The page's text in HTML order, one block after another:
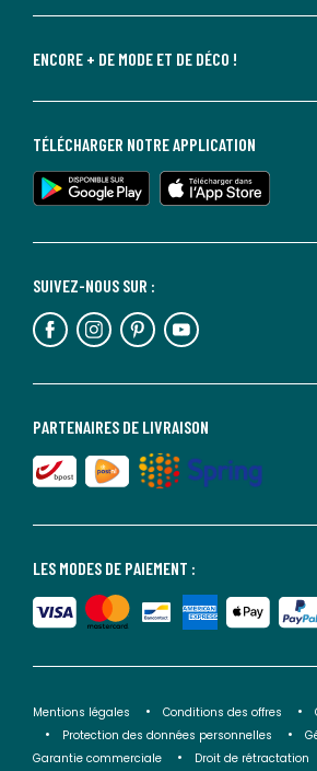
ENCORE + DE MODE ET DE DÉCO !
LES MODES DE PAIEMENT :
PARTENAIRES DE LIVRAISON
SUIVEZ-NOUS SUR :
TÉLÉCHARGER NOTRE APPLICATION
Mentions légales Conditions des offres
Protection des données personnelles
Garantie commerciale
Droit de rétractation